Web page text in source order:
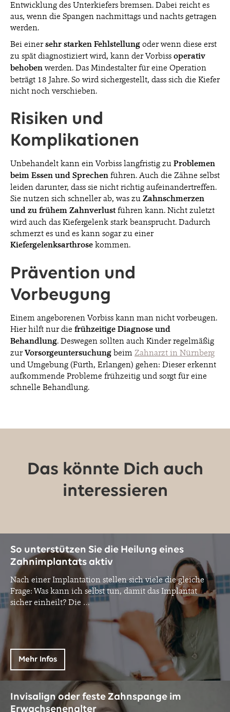
Entwicklung des Unterkiefers bremsen. Dabei reicht es
aus, wenn die Spangen nachmittags und nachts getragen
werden.
Bei einersehr starken Fehlstellung oder wenn diese erst
zu spät diagnostiziert wird, kann der Vorbiss operativ
behoben werden. Das Mindestalter für eine Operation
beträgt 18 Jahre. So wird sichergestellt, dass sich die Kiefer
nicht noch verschieben.
Risiken und
Komplikationen
Unbehandelt kann ein Vorbiss langfristig zu Problemen
beim Essen und Sprechen führen. Auch die Zähne selbst
leiden darunter, dass sie nicht richtig aufeinandertreffen.
Sie nutzen sich schneller ab, was zu Zahnschmerzen
und zu frühem Zahnverlust führen kann. Nicht zuletzt
wird auch das Kiefergelenk stark beansprucht. Dadurch
schmerzt es und es kann sogar zu einer
Kiefergelenksarthrose kommen.
Prävention und
Vorbeugung
Einem angeborenen Vorbiss kann man nicht vorbeugen.
Hier hilft nur die frühzeitige Diagnose und
Behandlung. Deswegen sollten auch Kinder regelmäßig
zurVorsorgeuntersuchung beim Zahnarzt in Nürnberg
und Umgebung (Fürth, Erlangen) gehen: Dieser erkennt
aufkommende Probleme frühzeitig und sorgt für eine
schnelle Behandlung.
Das könnte Dich auch
interessieren
So unterstützen Sie die Heilung eines
Zahnimplantats aktiv
Nach einer Implantation stellen sich viele die gleiche
Frage: Was kann ich selbst tun, damit das Implantat
sicher einheilt? Die …
Mehr Infos
Invisalign oder feste Zahnspange im
Erwachsenenalter